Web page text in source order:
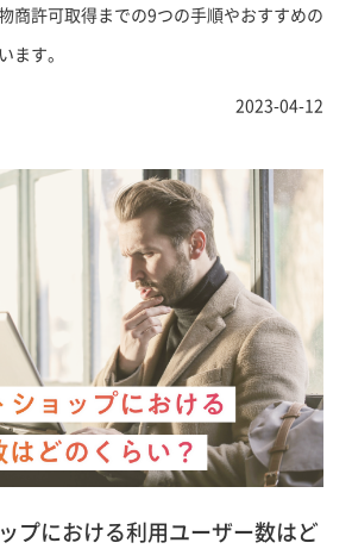
商許可取得までの9つの手順やおすすめの
ます。
2023-04-12
プにおける利用ユーザー数はど